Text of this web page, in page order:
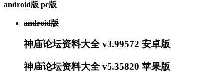
android版 pc版
android版
神庙论坛资料大全 v3.99572 安卓版
神庙论坛资料大全 v5.35820 苹果版